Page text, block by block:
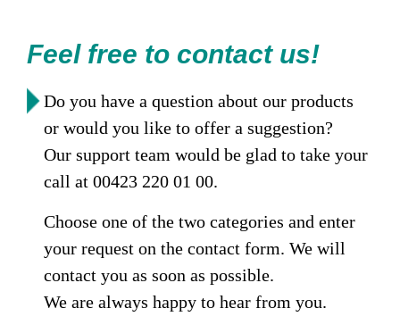
Feel free to contact us!
Do you have a question about our products
or would you like to offer a suggestion?
Our support team would be glad to take your
call at 00423 220 01 00.
Choose one of the two categories and enter
your request on the contact form. We will
contact you as soon as possible.
We are always happy to hear from you.